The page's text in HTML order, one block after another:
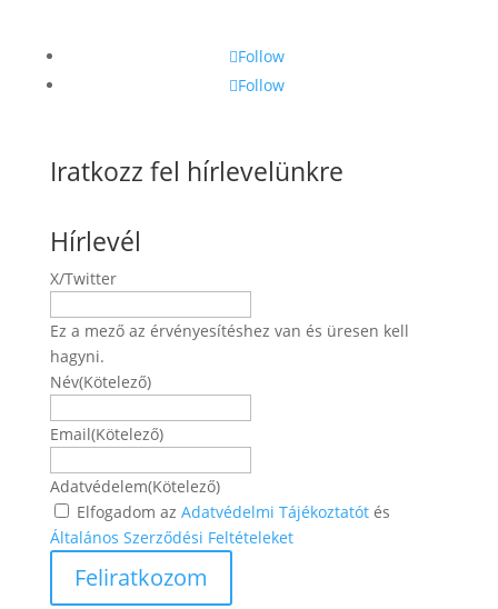
Follow
Follow
Iratkozz fel hírlevelünkre
Hírlevél
X/Twitter
Ez a mező az érvényesítéshez van és üresen kell
hagyni.
Név(Kötelező)
Email(Kötelező)
Adatvédelem(Kötelező)
Elfogadom az Adatvédelmi Tájékoztatótés
Általános Szerződési Feltételeket